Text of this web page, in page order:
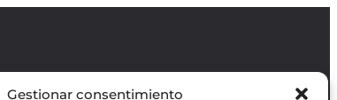
Gestionar consentimiento